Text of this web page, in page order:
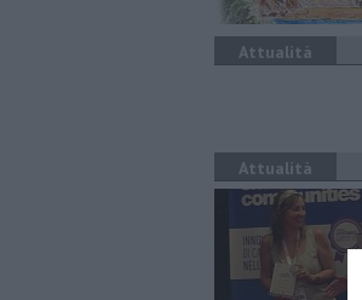
Attualità
Attualità